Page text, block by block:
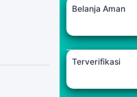
Belanja Aman
Terverifikasi